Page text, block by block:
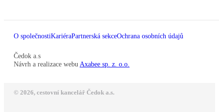
O společnostiKariéraPartnerská sekceOchrana osobních údajů
Čedok a.s
Návrh a realizace webu Axabee sp. z. o.o.
© 2026, cestovní kancelář Čedok a.s.